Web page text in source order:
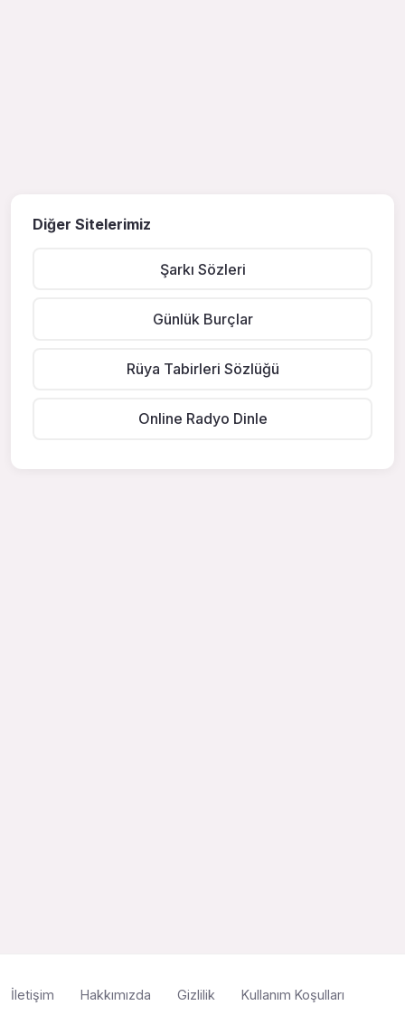
Diğer Sitelerimiz
Şarkı Sözleri
Günlük Burçlar
Rüya Tabirleri Sözlüğü
Online Radyo Dinle
İletişim Hakkımızda Gizlilik Kullanım Koşulları